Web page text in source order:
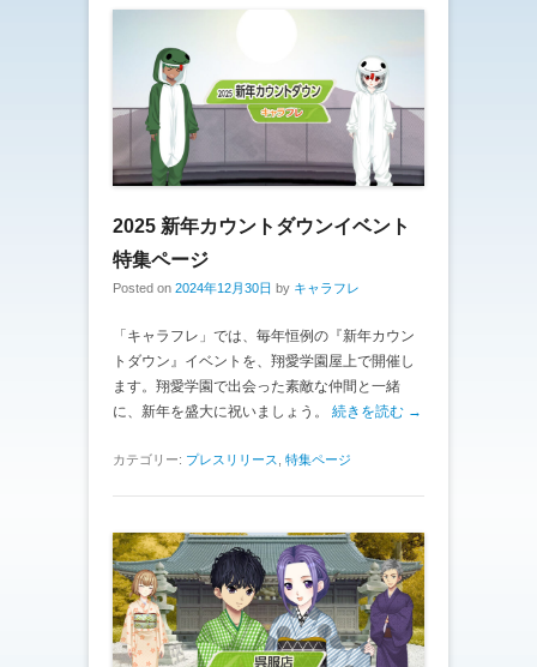
2025 新年カウントダウンイベント
特集ページ
Posted on 2024年12月30日 by キャラフレ
「キャラフレ」では、毎年恒例の『新年カウン
トダウン』イベントを、翔愛学園屋上で開催し
ます。翔愛学園で出会った素敵な仲間と一緒
に、新年を盛大に祝いましょう。 続きを読む →
カテゴリー: プレスリリース 特集ページ